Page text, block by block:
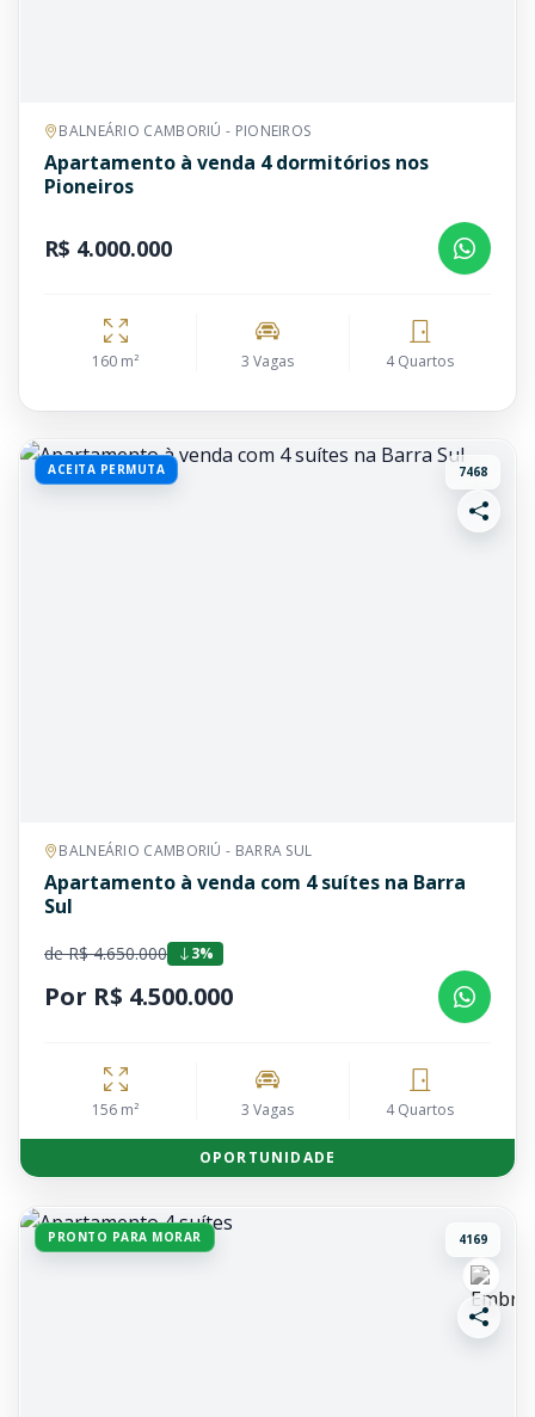
BALNEÁRIO CAMBORIÚ - PIONEIROS
Apartamento à venda 4 dormitórios nos
Pioneiros
R$ 4.000.000
160 m² 3 Vagas 4 Quartos
ACEITA PERMUTA 7468
BALNEÁRIO CAMBORIÚ - BARRA SUL
Apartamento à venda com 4 suítes na Barra
Sul
de R$ 4.650.000 3%
Por R$ 4.500.000
156 m² 3 Vagas 4 Quartos
OPORTUNIDADE
PRONTO PARA MORAR 4169